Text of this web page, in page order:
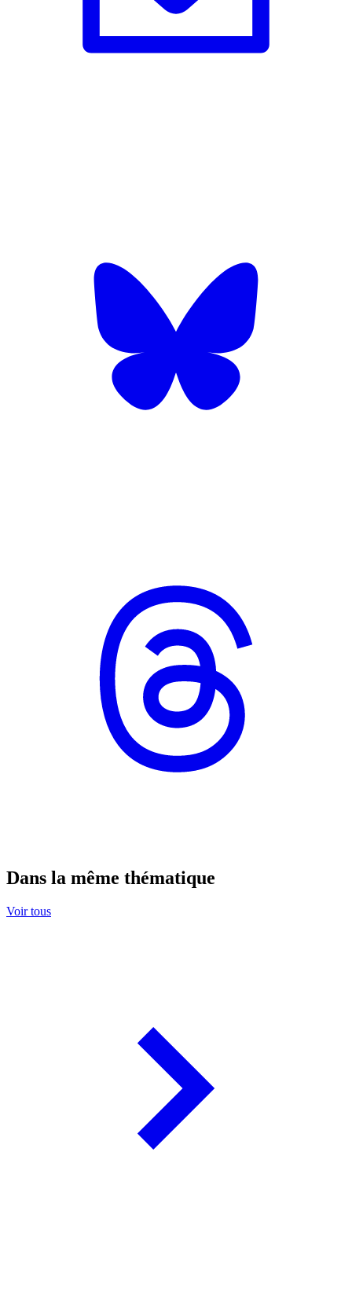
Dans la même thématique
Voir tous